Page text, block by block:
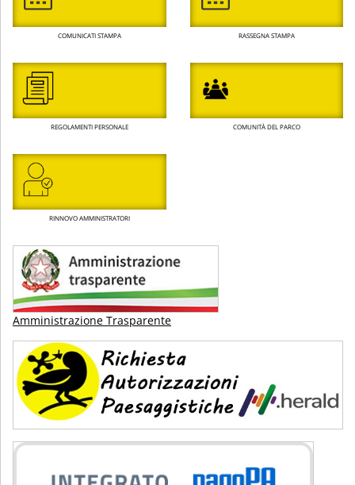
COMUNICATI STAMPA RASSEGNA STAMPA
REGOLAMENTI PERSONALE COMUNITÀ DEL PARCO
RINNOVO AMMINISTRATORI
Amministrazione Trasparente